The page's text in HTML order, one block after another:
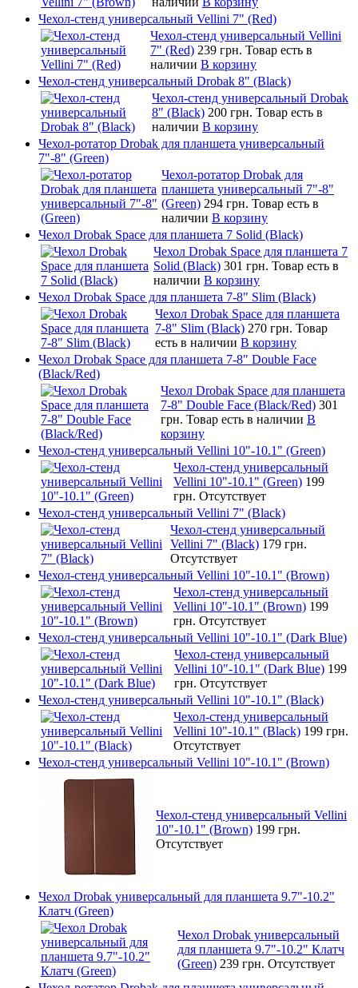
Чехол-стенд универсальный Vellini 7" (Red)
Чехол-стенд универсальный Vellini
7" (Red) 239 грн. Товар есть в
наличии В корзину
Чехол-стенд универсальный Drobak 8" (Black)
Чехол-стенд универсальный Drobak
8" (Black) 200 грн. Товар есть в
наличии В корзину
Чехол-ротатор Drobak для планшета универсальный
7"-8" (Green)
Чехол-ротатор Drobak для
планшета универсальный 7"-8"
(Green) 294 грн. Товар есть в
наличии В корзину
Чехол Drobak Space для планшета 7 Solid (Black)
Чехол Drobak Space для планшета 7
Solid (Black) 301 грн. Товар есть в
наличии В корзину
Чехол Drobak Space для планшета 7-8" Slim (Black)
Чехол Drobak Space для планшета
7-8" Slim (Black) 270 грн. Товар
есть в наличии В корзину
Чехол Drobak Space для планшета 7-8" Double Face
(Black/Red)
Чехол Drobak Space для планшета
7-8" Double Face (Black/Red) 301
грн. Товар есть в наличии В
корзину
Чехол-стенд универсальный Vellini 10"-10.1" (Green)
Чехол-стенд универсальный
Vellini 10"-10.1" (Green) 199
грн. Отсутствует
Чехол-стенд универсальный Vellini 7" (Black)
Чехол-стенд универсальный
Vellini 7" (Black) 179 грн.
Отсутствует
Чехол-стенд универсальный Vellini 10"-10.1" (Brown)
Чехол-стенд универсальный
Vellini 10"-10.1" (Brown) 199
грн. Отсутствует
Чехол-стенд универсальный Vellini 10"-10.1" (Dark Blue)
Чехол-стенд универсальный
Vellini 10"-10.1" (Dark Blue) 199
грн. Отсутствует
Чехол-стенд универсальный Vellini 10"-10.1" (Black)
Чехол-стенд универсальный
Vellini 10"-10.1" (Black) 199 грн.
Отсутствует
Чехол-стенд универсальный Vellini 10"-10.1" (Brown)
Чехол-стенд универсальный Vellini
10"-10.1" (Brown) 199 грн.
Отсутствует
Чехол Drobak универсальный для планшета 9.7"-10.2"
Клатч (Green)
Чехол Drobak универсальный
для планшета 9.7"-10.2" Клатч
(Green) 239 грн. Отсутствует